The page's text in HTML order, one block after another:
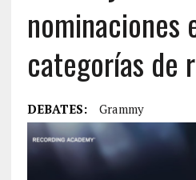
nominaciones
categorías de
DEBATES: Grammy